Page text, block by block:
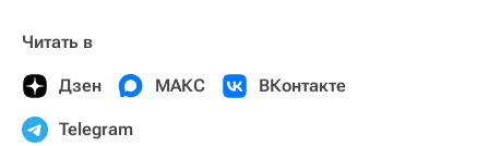
Читать в
Дзен МАКС ВКонтакте
Telegram